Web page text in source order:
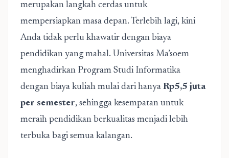
merupakan langkah cerdas untuk
mempersiapkan masa depan. Terlebih lagi, kini
Anda tidak perlu khawatir dengan biaya
pendidikan yang mahal. Universitas Ma’soem
menghadirkan Program Studi Informatika
dengan biaya kuliah mulai dari hanya Rp5,5 juta
per semester, sehingga kesempatan untuk
meraih pendidikan berkualitas menjadi lebih
terbuka bagi semua kalangan.